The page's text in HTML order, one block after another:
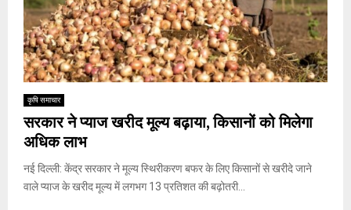
कृषि समाचार
सरकार ने प्याज खरीद मूल्य बढ़ाया, किसानों को मिलेगा
अधिक लाभ
नई दिल्ली: केंद्र सरकार ने मूल्य स्थिरीकरण बफर के लिए किसानों से खरीदे जाने
वाले प्याज के खरीद मूल्य में लगभग 13 प्रतिशत की बढ़ोतरी...